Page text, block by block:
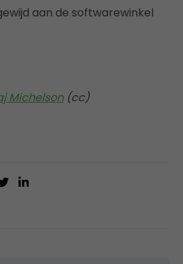
aan de softwarewinkel
Michelson(cc)